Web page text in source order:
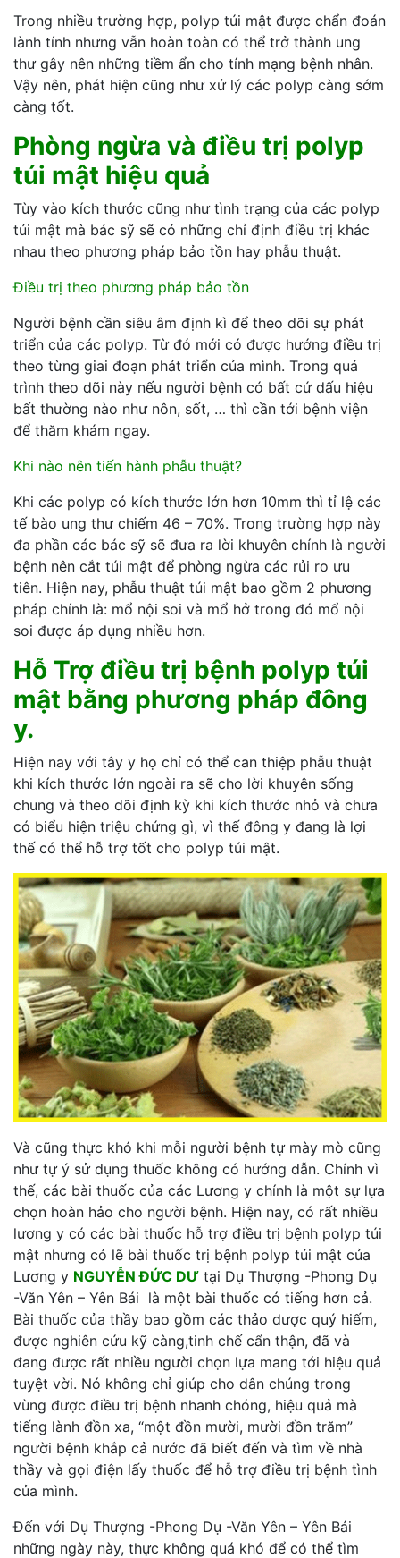
Trong nhiều trường hợp, polyp túi mật được chẩn đoán
lành tính nhưng vẫn hoàn toàn có thể trở thành ung
thư gây nên những tiềm ẩn cho tính mạng bệnh nhân.
Vậy nên, phát hiện cũng như xử lý các polyp càng sớm
càng tốt.
Phòng ngừa và điều trị polyp
túi mật hiệu quả
Tùy vào kích thước cũng như tình trạng của các polyp
túi mật mà bác sỹ sẽ có những chỉ định điều trị khác
nhau theo phương pháp bảo tồn hay phẫu thuật.
Điều trị theo phương pháp bảo tồn
Người bệnh cần siêu âm định kì để theo dõi sự phát
triển của các polyp. Từ đó mới có được hướng điều trị
theo từng giai đoạn phát triển của mình. Trong quá
trình theo dõi này nếu người bệnh có bất cứ dấu hiệu
bất thường nào như nôn, sốt, … thì cần tới bệnh viện
để thăm khám ngay.
Khi nào nên tiến hành phẫu thuật?
Khi các polyp có kích thước lớn hơn 10mm thì tỉ lệ các
tế bào ung thư chiếm 46 – 70%. Trong trường hợp này
đa phần các bác sỹ sẽ đưa ra lời khuyên chính là người
bệnh nên cắt túi mật để phòng ngừa các rủi ro ưu
tiên. Hiện nay, phẫu thuật túi mật bao gồm 2 phương
pháp chính là: mổ nội soi và mổ hở trong đó mổ nội
soi được áp dụng nhiều hơn.
Hỗ Trợ điều trị bệnh polyp túi
mật bằng phương pháp đông
y.
Hiện nay với tây y họ chỉ có thể can thiệp phẫu thuật
khi kích thước lớn ngoài ra sẽ cho lời khuyên sống
chung và theo dõi định kỳ khi kích thước nhỏ và chưa
có biểu hiện triệu chứng gì, vì thế đông y đang là lợi
thế có thể hỗ trợ tốt cho polyp túi mật.
Và cũng thực khó khi mỗi người bệnh tự mày mò cũng
như tự ý sử dụng thuốc không có hướng dẫn. Chính vì
thế, các bài thuốc của các Lương y chính là một sự lựa
chọn hoàn hảo cho người bệnh. Hiện nay, có rất nhiều
lương y có các bài thuốc hỗ trợ điều trị bệnh polyp túi
mật nhưng có lẽ bài thuốc trị bệnh polyp túi mật của
Lương y NGUYỄN ĐỨC DƯ tại Dụ Thượng -Phong Dụ
-Văn Yên – Yên Bái là một bài thuốc có tiếng hơn cả.
Bài thuốc của thầy bao gồm các thảo dược quý hiếm,
được nghiên cứu kỹ càng,tinh chế cẩn thận, đã và
đang được rất nhiều người chọn lựa mang tới hiệu quả
tuyệt vời. Nó không chỉ giúp cho dân chúng trong
vùng được điều trị bệnh nhanh chóng, hiệu quả mà
tiếng lành đồn xa, “một đồn mười, mười đồn trăm”
người bệnh khắp cả nước đã biết đến và tìm về nhà
thầy và gọi điện lấy thuốc để hỗ trợ điều trị bệnh tình
của mình.
Đến với Dụ Thượng -Phong Dụ -Văn Yên – Yên Bái
những ngày này, thực không quá khó để có thể tìm